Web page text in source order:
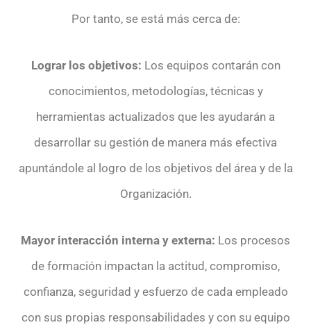
Por tanto, se está más cerca de:
Lograr los objetivos: Los equipos contarán con
conocimientos, metodologías, técnicas y
herramientas actualizados que les ayudarán a
desarrollar su gestión de manera más efectiva
apuntándole al logro de los objetivos del área y de la
Organización.
Mayor interacción interna y externa: Los procesos
de formación impactan la actitud, compromiso,
confianza, seguridad y esfuerzo de cada empleado
con sus propias responsabilidades y con su equipo